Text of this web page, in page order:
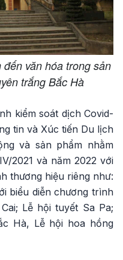
văn hóa trong sản
trắng Bắc Hà
kiểm soát dịch Covid-
tin và Xúc tiến Du lịch
và sản phẩm nhằm
2021 và năm 2022 với
thương hiệu riêng như:
biểu diễn chương trình
Lễ hội tuyết Sa Pa;
Hà, Lễ hội hoa hồng